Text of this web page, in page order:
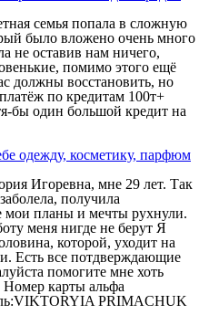
семья попала в сложную
было вложено очень много
не оставив нам ничего,
помимо этого ещё
должны восстановить, но
по кредитам 100т+
бы один большой кредит на
одежду, косметику, парфюм
Игоревна, мне 29 лет. Так
получила
мои планы и мечты рухнули.
меня нигде не берут Я
которой, уходит на
Есть все потдверждающие
помогите мне хоть
карты альфа
PRIMACHUK